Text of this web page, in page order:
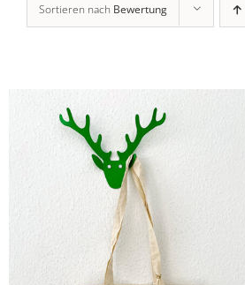
Sortieren nach Bewertung